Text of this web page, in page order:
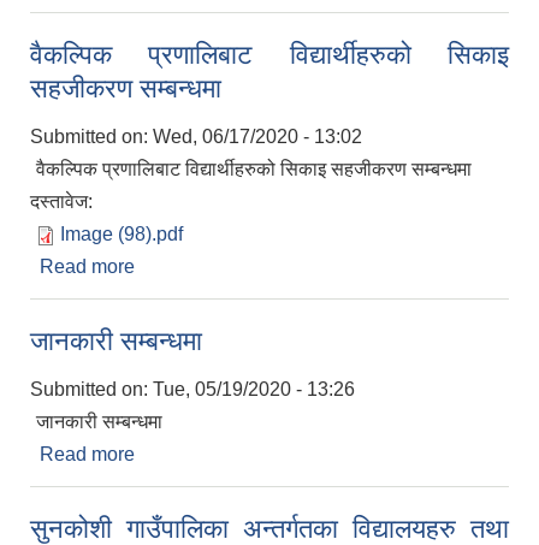
वैकल्पिक प्रणालिबाट विद्यार्थीहरुको सिकाइ
सहजीकरण सम्बन्धमा
Submitted on: Wed, 06/17/2020 - 13:02
वैकल्पिक प्रणालिबाट विद्यार्थीहरुको सिकाइ सहजीकरण सम्बन्धमा
दस्तावेज:
Image (98).pdf
Read more
जानकारी सम्बन्धमा
Submitted on: Tue, 05/19/2020 - 13:26
जानकारी सम्बन्धमा
Read more
सुनकोशी गाउँपालिका अन्तर्गतका विद्यालयहरु तथा